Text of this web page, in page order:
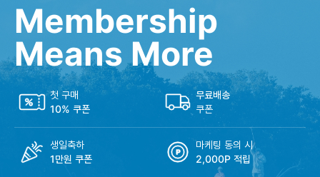
Membership
Means More
첫 구매
10% 쿠폰
무료배송
쿠폰
생일축하
1만원 쿠폰
마케팅 동의 시
2,000P 적립